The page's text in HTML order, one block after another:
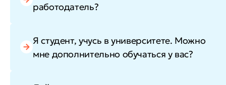
работодатель?
Я студент, учусь в университете. Можно
мне дополнительно обучаться у вас?